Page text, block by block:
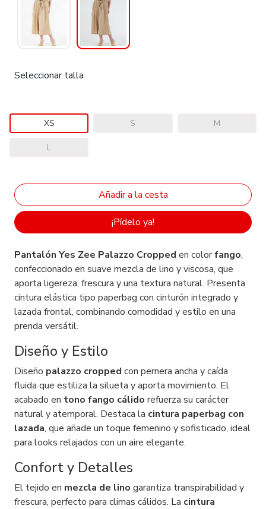
Seleccionar talla
XS S M
L
¡Pídelo ya!
Pantalón Yes Zee Palazzo Cropped en colorfango,
confeccionado en suave mezcla de lino y viscosa, que
aporta ligereza, frescura y una textura natural. Presenta
cintura elástica tipo paperbag con cinturón integrado y
lazada frontal, combinando comodidad y estilo en una
prenda versátil.
Diseño y Estilo
Diseño palazzo cropped con pernera ancha y caída
fluida que estiliza la silueta y aporta movimiento. El
acabado en tono fango cálido refuerza su carácter
natural y atemporal. Destaca la cintura paperbag con
lazada, que añade un toque femenino y sofisticado, ideal
para looks relajados con un aire elegante.
Confort y Detalles
El tejido en mezcla de lino garantiza transpirabilidad y
frescura, perfecto para climas cálidos. La cintura